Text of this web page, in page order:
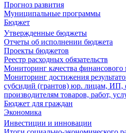
Прогноз развития
Муниципальные программы
Бюджет
Утвержденные бюджеты
Отчеты об исполнении бюджета
Проекты бюджетов
Реестр расходных обязательств
Мониторинг качества финансового
Мониторинг достижения
субсидий (грантов) юр. лицам, ИП,
производителям товаров, работ,
Бюджет для граждан
Экономика
Инвестиции и инновации